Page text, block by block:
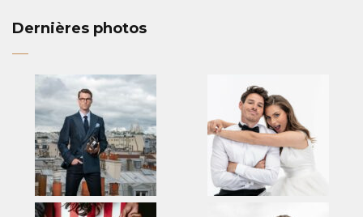
Dernières photos